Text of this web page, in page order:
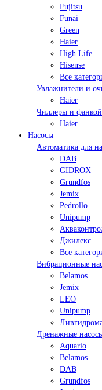
Fujitsu
Funai
Green
Haier
High Life
Hisense
Все
Увлажнители и
Haier
Чиллеры и
Haier
Насосы
Автоматика для
DAB
GIDROX
Grundfos
Jemix
Pedrollo
Unipump
Джилекс
Все
Вибрационные
Belamos
Jemix
LEO
Unipump
Дренажные
Aquario
Belamos
DAB
Grundfos